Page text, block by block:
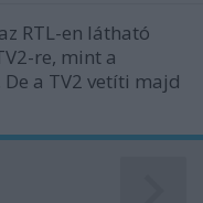
RTL-en látható
re, mint a
a TV2 vetíti majd